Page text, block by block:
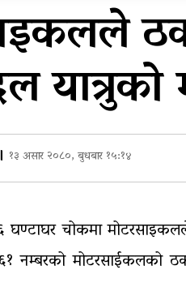
यस्तो छ…
घरमाथि पहिरो खस्दा ३ वर्षीय
मृत्यु, दुई घाइते
यात्रुको
१३ असार २०८०, बुधबार १५:१४
घण्टाघर चोकमा
नम्बरको मोटरसाईकलको